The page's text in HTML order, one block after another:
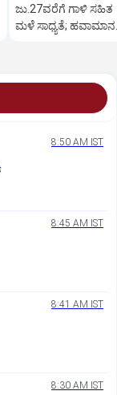
ಜು.27ವರೆಗೆ ಗಾಳಿ ಸಹಿತ
ಮಳೆ ಸಾಧ್ಯತೆ; ಹವಾಮಾನ
8:50 AM IST
8:45 AM IST
8:41 AM IST
8:30 AM IST